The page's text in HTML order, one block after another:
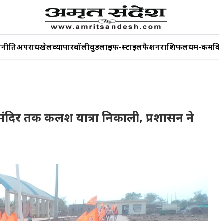
अपराधखेलव्यापारबॉलीवुडलाइफ-स्टाइलफैशनराशिफलधर्म-कर्म
तक कलश यात्रा निकाली, प्रशासन ने